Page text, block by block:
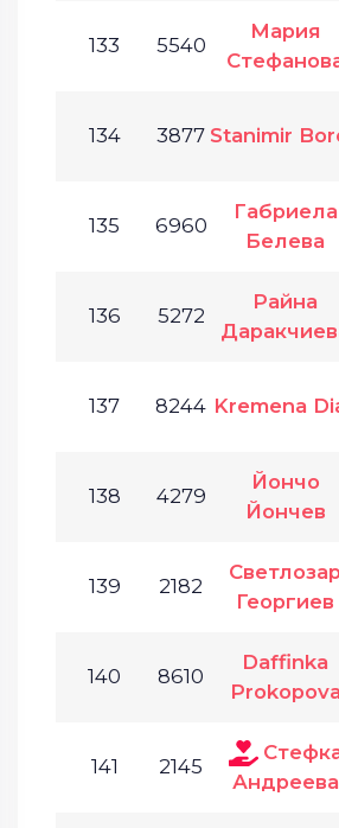
133 5540
Мария
134 3877 Stanimir
135 6960
Габриела
Белева
136 5272
Райна
137 8244 Kremena
138 4279
Йончо
Йончев
139 2182
Светлозар
Георгиев
140 8610
Daffinka
Prokopova
141 2145
Андреева